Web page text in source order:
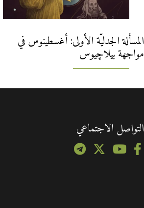
المسألة الجدليّة الأولى: أغسطينوس في
مواجهة بيلاچيوس
التواصل الاجتماعي